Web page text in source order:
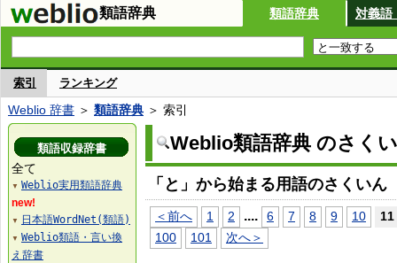
類語辞典 類語辞典 対義語
索引 ランキング
Weblio 辞書 ＞ 類語辞典 ＞ 索引
Weblio類語辞典 のさく
「と」から始まる用語のさくいん
＜前へ 1 2 .... 6 7 8 9 10
11
100
101 次へ＞
類語収録辞書
全て
▼ Weblio実用類語辞典
new!
▼ 日本語WordNet(類語)
▼ Weblio類語・言い換
え辞書